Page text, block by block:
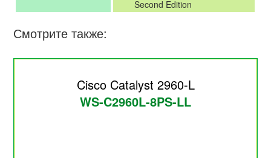
Second Edition
Смотрите также:
Cisco Catalyst 2960-L
WS-C2960L-8PS-LL